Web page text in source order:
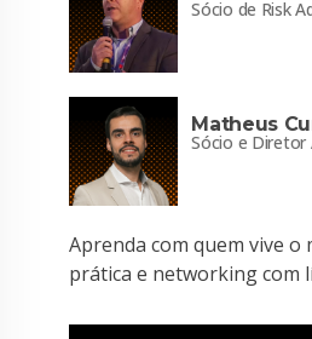
Sócio de Risk
Matheus
Sócio e Diretor
Aprenda com quem vive o
prática e networking com